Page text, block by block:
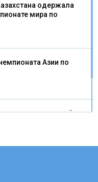
одержала
мира по
Азии по
родился детёныш